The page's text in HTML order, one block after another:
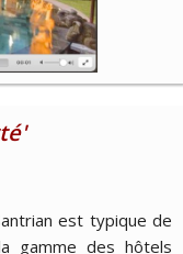
est typique de
gamme des hôtels